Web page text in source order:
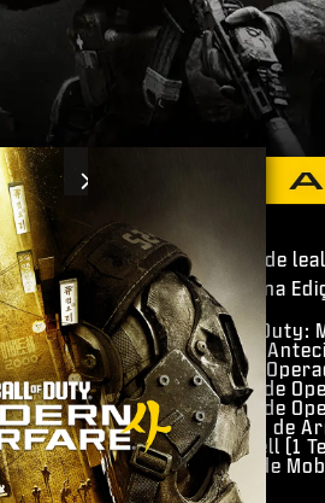
Desconto de
desconto na
​Call of Duty:
​Acesso
​Skin de
​Pacote de
​Pacote de
​Coleção de
​BlackCell (1
​Bônus de